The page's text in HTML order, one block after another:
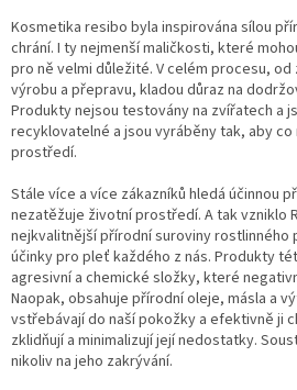
Kosmetika resibo byla inspirována sílou
chrání. I ty nejmenší maličkosti, které
pro ně velmi důležité. V celém procesu,
výrobu a přepravu, kladou důraz na
Produkty nejsou testovány na zvířatech a
recyklovatelné a jsou vyráběny tak, aby
prostředí.
Stále více a více zákazníků hledá účinnou
nezatěžuje životní prostředí. A tak vzniklo
nejkvalitnější přírodní suroviny
účinky pro pleť každého z nás. Produkty
agresivní a chemické složky, které
Naopak, obsahuje přírodní oleje, másla a
vstřebávají do naší pokožky a efektivně ji
zklidňují a minimalizují její nedostatky.
nikoliv na jeho zakrývání.